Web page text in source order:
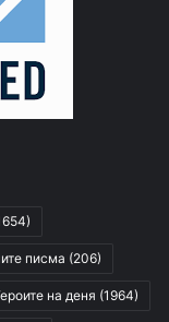
писма (206)
на деня (1964)